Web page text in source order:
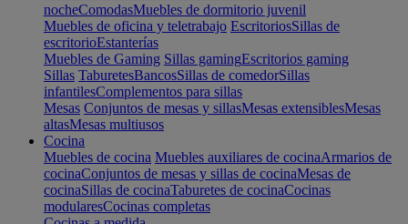
nocheComodasMuebles de dormitorio juvenil
Muebles de oficina y teletrabajo EscritoriosSillas de
escritorioEstanterías
Muebles de Gaming Sillas gamingEscritorios gaming
Sillas TaburetesBancosSillas de comedorSillas
infantilesComplementos para sillas
Mesas Conjuntos de mesas y sillasMesas extensiblesMesas
altasMesas multiusos
Cocina
Muebles de cocina Muebles auxiliares de cocinaArmarios de
cocinaConjuntos de mesas y sillas de cocinaMesas de
cocinaSillas de cocinaTaburetes de cocinaCocinas
modularesCocinas completas